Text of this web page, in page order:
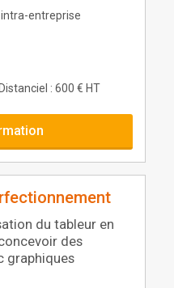
entreprise
: 600 € HT
du tableur en
des
graphiques